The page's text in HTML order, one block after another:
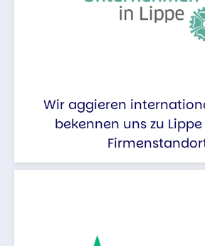
Wir aggieren
bekennen uns zu